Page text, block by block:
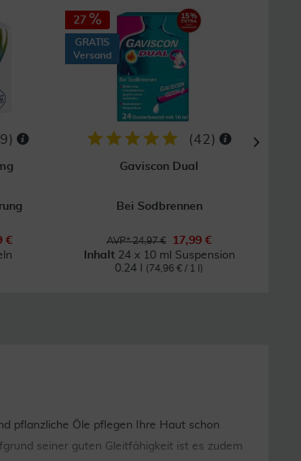
)
€
27
GRATIS
Versand
(42 )
Gaviscon Dual
Bei Sodbrennen
AVP* 24,97 €
17,99 €
Inhalt 24 x 10 ml Suspension
0.24 l
(74,96 € / 1 l)
pflanzliche Öle pflegen Ihre Haut schon
seiner guten Gleitfähigkeit ist es zudem